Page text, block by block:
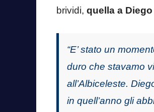
brividi, quella a
“E’ stato un
duro che stavamo
all’Albiceleste.
in quell’anno gli